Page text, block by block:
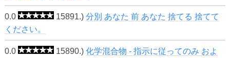
0.0 15891.) 分別 あなた 前 あなた 捨てる 捨てて
ください。
0.0 15890.) 化学混合物 - 指示に従ってのみ およ